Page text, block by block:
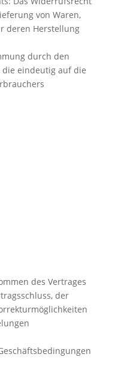
von Waren,
deren Herstellung
durch den
eindeutig auf die
des Vertrages
der